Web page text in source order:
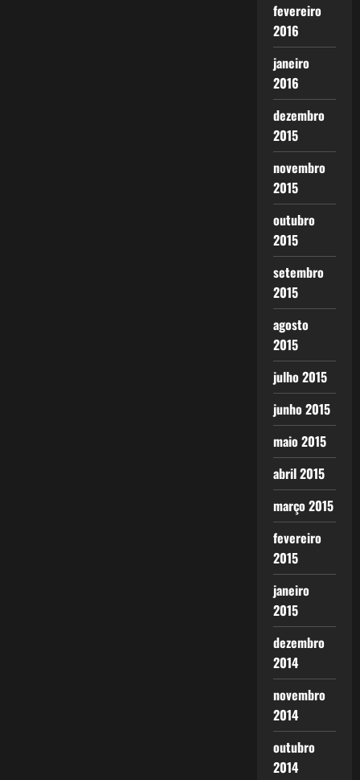
fevereiro
2016
janeiro
2016
dezembro
2015
novembro
2015
outubro
2015
setembro
2015
agosto
2015
julho 2015
junho 2015
maio 2015
abril 2015
março 2015
fevereiro
2015
janeiro
2015
dezembro
2014
novembro
2014
outubro
2014